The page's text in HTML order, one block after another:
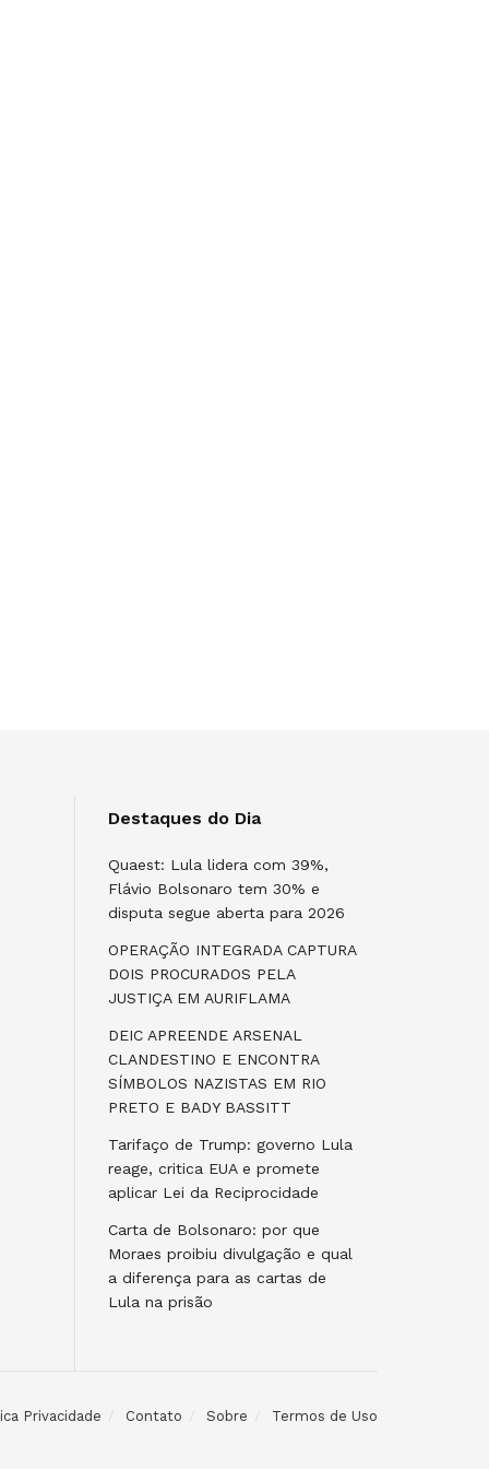
Destaques do Dia
Quaest: Lula lidera com 39%,
Flávio Bolsonaro tem 30% e
disputa segue aberta para 2026
OPERAÇÃO INTEGRADA CAPTURA
DOIS PROCURADOS PELA
JUSTIÇA EM AURIFLAMA
DEIC APREENDE ARSENAL
CLANDESTINO E ENCONTRA
SÍMBOLOS NAZISTAS EM RIO
PRETO E BADY BASSITT
Tarifaço de Trump: governo Lula
reage, critica EUA e promete
aplicar Lei da Reciprocidade
Carta de Bolsonaro: por que
Moraes proibiu divulgação e qual
a diferença para as cartas de
Lula na prisão
Privacidade Contato Sobre Termos de Uso